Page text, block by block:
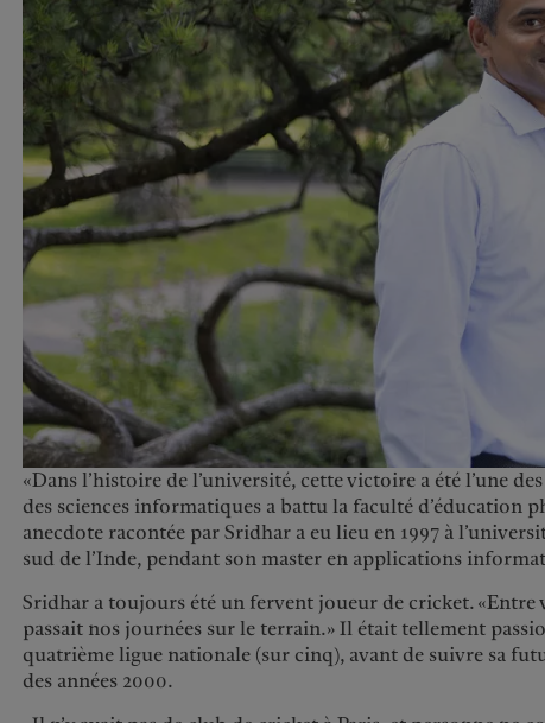
Taiwan|台灣
Asset services
Beyond markets
«Dans l’histoire de l’université, cette victoire a été l’une
des sciences informatiques a battu la faculté d’éducation
anecdote racontée par Sridhar a eu lieu en 1997 à
sud de l’Inde, pendant son master en applications
Sridhar a toujours été un fervent joueur de cricket. «Entre
passait nos journées sur le terrain.» Il était tellement
quatrième ligue nationale (sur cinq), avant de suivre sa
des années 2000.